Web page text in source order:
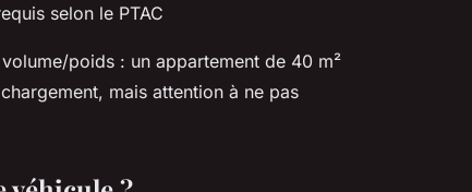
selon le PTAC
poids : un appartement de 40 m²
mais attention à ne pas